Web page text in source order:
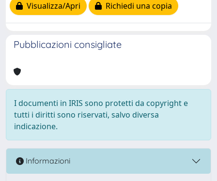
Visualizza/Apri
Richiedi una copia
Pubblicazioni consigliate
I documenti in IRIS sono protetti da copyright e
tutti i diritti sono riservati, salvo diversa
indicazione.
Informazioni